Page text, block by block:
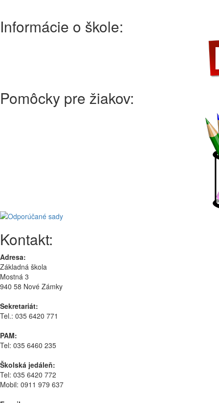
Informácie o škole:
Pomôcky pre žiakov:
Kontakt:
Adresa:
Základná škola
Mostná 3
940 58 Nové Zámky
Sekretariát:
Tel.: 035 6420 771
PAM:
Tel: 035 6460 235
Školská jedáleň:
Tel: 035 6420 772
Mobil: 0911 979 637